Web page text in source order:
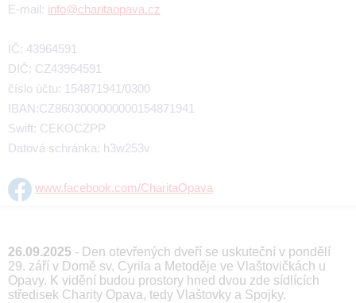
E-mail: info@charitaopava.cz
IČ: 43964591
DIČ: CZ43964591
číslo účtu: 154871941/0300
IBAN:CZ8603000000000154871941
Swift: CEKOCZPP
Datová schránka: h3w253v
www.facebook.com/CharitaOpava
26.09.2025 - Den otevřených dveří se uskuteční v pondělí
29. září v Domě sv. Cyrila a Metoděje ve Vlaštovičkách u
Opavy. K vidění budou prostory hned dvou zde sídlících
středisek Charity Opava, tedy Vlaštovky a Spojky.